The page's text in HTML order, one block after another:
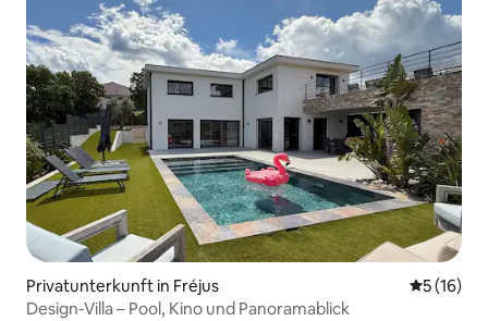
Privatunterkunft in Fréjus
5 (16)
Design-Villa – Pool, Kino und Panoramablick